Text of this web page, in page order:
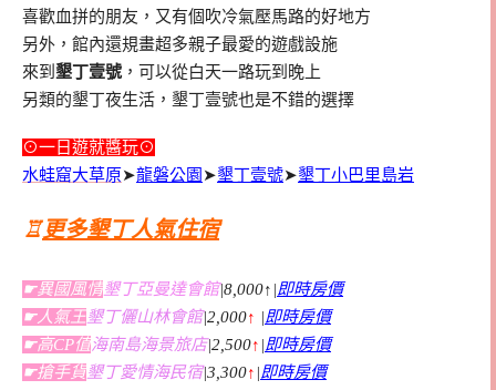
喜歡血拼的朋友，又有個吹冷氣壓馬路的好地方
另外，館內還規畫超多親子最愛的遊戲設施
來到 墾丁壹號 ，可以從白天一路玩到晚上
另類的墾丁夜生活，墾丁壹號也是不錯的選擇
⊙一日遊就醬玩⊙
水蛙窟大草原 ➤龍磐公園 ➤墾丁壹號➤墾丁小巴里島岩
♖更多墾丁人氣住宿
☛異國風情墾丁亞曼達會館|8,000↑|即時房價
☛人氣王墾丁儷山林會館|2,000↑ |即時房價
☛高CP值海南島海景旅店|2,500↑ |即時房價
☛搶手貨墾丁愛情海民宿|3,300↑ |即時房價